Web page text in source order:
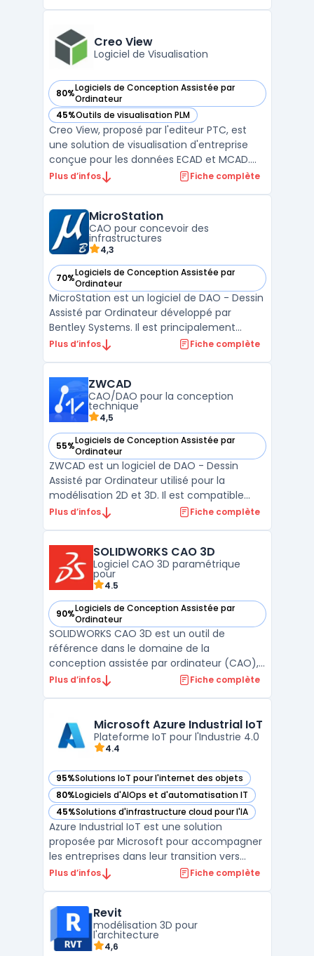
de dessins en 2D ou en 3D. Doté de
fonctionnalités avancées te ...
Creo View
Logiciel de Visualisation
80%Logiciels de Conception Assistée par
Ordinateur
— voir Creo View dans cette catégorie
45%Outils de visualisation PLM
— voir Creo View dans cette catégorie
Creo View, proposé par l'editeur PTC, est
une solution de visualisation d'entreprise
conçue pour les données ECAD et MCAD.
Elle se distingue par sa simplicité tout en
conception et de fabrication. Cette
solution offre ...
Plus d’infos Fiche complète
MicroStation
CAO pour concevoir des
infrastructures
4,3
70%Logiciels de Conception Assistée par
Ordinateur
— voir MicroStation dans cette catégorie
MicroStation est un logiciel de DAO - Dessin
Assisté par Ordinateur développé par
Bentley Systems. Il est principalement
utilisé pour la conception, la modélisation
l'architecture, de l'ingénierie et de la
constructi ...
Plus d’infos Fiche complète
ZWCAD
CAO/DAO pour la conception
technique
4,5
55%Logiciels de Conception Assistée par
Ordinateur
— voir ZWCAD dans cette catégorie
ZWCAD est un logiciel de DAO - Dessin
Assisté par Ordinateur utilisé pour la
modélisation 2D et 3D. Il est compatible
avec les fichiers DWG et dispose de
dynamiques, la gestion des calques et des
styles de texte. ZWCAD offre ...
Plus d’infos Fiche complète
SOLIDWORKS CAO 3D
Logiciel CAO 3D paramétrique
pour
4.5
90%Logiciels de Conception Assistée par
Ordinateur
— voir SOLIDWORKS CAO 3D dans cette catégorie
SOLIDWORKS CAO 3D est un outil de
référence dans le domaine de la
conception assistée par ordinateur (CAO),
utilisé par les ingénieurs, concepteurs et
modélisation 3D paramétrique, offrant aux
utilisateurs une grande flexibili ...
Plus d’infos Fiche complète
Microsoft Azure Industrial IoT
Plateforme IoT pour l'Industrie 4.0
4.4
95%Solutions IoT pour l'internet des objets
— voir Microsoft Azure Industrial IoT dans cette catégorie
80%Logiciels d'AIOps et d'automatisation IT
— voir Microsoft Azure Industrial IoT dans cette catégorie
45%Solutions d'infrastructure cloud pour l'IA
— voir Microsoft Azure Industrial IoT dans cette catégorie
Azure Industrial IoT est une solution
proposée par Microsoft pour accompagner
les entreprises dans leur transition vers
l’Industrie 4.0. Conçue pour connecter et
plateforme facilite l’intégration des
Plus d’infos Fiche complète
Revit
modélisation 3D pour
l'architecture
4,6